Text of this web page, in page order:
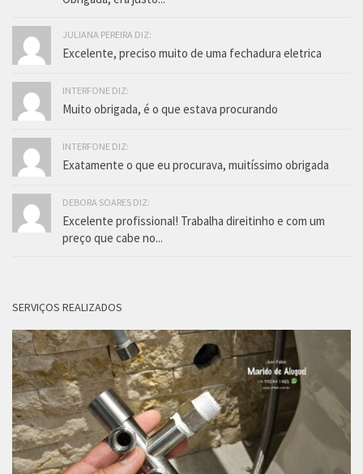
JULIANA PEREIRA DIZ:
Excelente, preciso muito de uma fechadura eletrica
INTERFONE DIZ:
Muito obrigada, é o que estava procurando
INTERFONE DIZ:
Exatamente o que eu procurava, muitíssimo obrigada
DEBORA SOARES DIZ:
Excelente profissional! Trabalha direitinho e com um
preço que cabe no...
SERVIÇOS REALIZADOS